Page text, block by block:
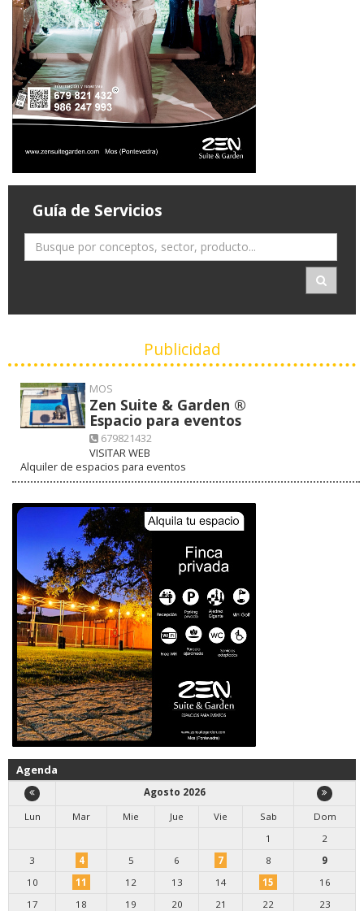
Guía de Servicios
Publicidad
MOS
Zen Suite & Garden ®
Espacio para eventos
679821432
VISITAR WEB
Alquiler de espacios para eventos
Agenda
Agosto 2026
Lun
Mar Mie Jue Vie Sab
Dom
1
2
3
4 5 6 7 8
9
10
11 12 13 14 15
16
17
18 19 20 21 22
23